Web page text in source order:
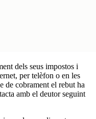
dels seus impostos i
per telèfon o en les
de cobrament el rebut ha
amb el deutor seguint